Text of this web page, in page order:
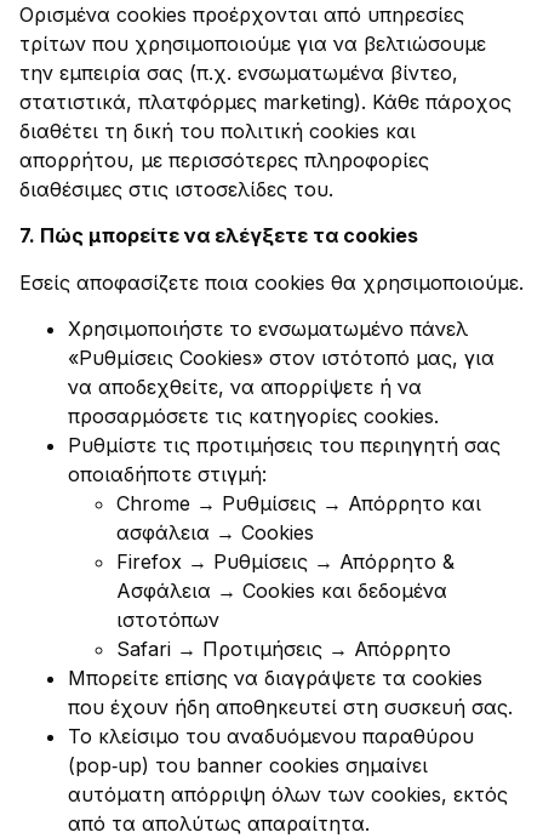
Ορισμένα cookies προέρχονται από υπηρεσίες
τρίτων που χρησιμοποιούμε για να βελτιώσουμε
την εμπειρία σας (π.χ. ενσωματωμένα βίντεο,
στατιστικά, πλατφόρμες marketing). Κάθε πάροχος
διαθέτει τη δική του πολιτική cookies και
απορρήτου, με περισσότερες πληροφορίες
διαθέσιμες στις ιστοσελίδες του.
​7. Πώς μπορείτε να ελέγξετε τα cookies
Εσείς αποφασίζετε ποια cookies θα χρησιμοποιούμε.
​Χρησιμοποιήστε το ενσωματωμένο πάνελ
«Ρυθμίσεις Cookies» στον ιστότοπό μας, για
να αποδεχθείτε, να απορρίψετε ή να
προσαρμόσετε τις κατηγορίες cookies.
​Ρυθμίστε τις προτιμήσεις του περιηγητή σας
οποιαδήποτε στιγμή:
Chrome → Ρυθμίσεις → Απόρρητο και
ασφάλεια → Cookies
Firefox → Ρυθμίσεις → Απόρρητο &
Ασφάλεια → Cookies και δεδομένα
ιστοτόπων
Safari → Προτιμήσεις → Απόρρητο
​Μπορείτε επίσης να διαγράψετε τα cookies
που έχουν ήδη αποθηκευτεί στη συσκευή σας.
​Το κλείσιμο του αναδυόμενου παραθύρου
(pop‑up) του banner cookies σημαίνει
αυτόματη απόρριψη όλων των cookies, εκτός
από τα απολύτως απαραίτητα.